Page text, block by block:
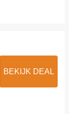
BEKIJK DEAL